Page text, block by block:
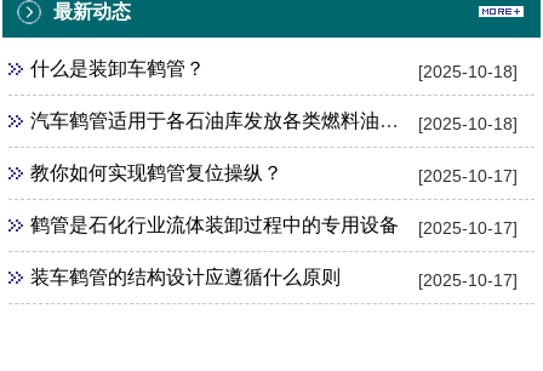
最新动态
[2025-10-18]
什么是装卸车鹤管？
[2025-10-18]
汽车鹤管适用于各石油库发放各类燃料油的设备
[2025-10-17]
教你如何实现鹤管复位操纵？
[2025-10-17]
鹤管是石化行业流体装卸过程中的专用设备
[2025-10-17]
装车鹤管的结构设计应遵循什么原则